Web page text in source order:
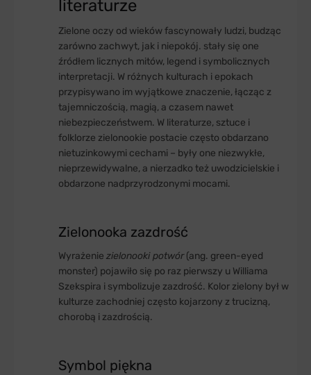
literaturze
Zielone oczy od wieków fascynowały ludzi, budząc
zarówno zachwyt, jak i niepokój. stały się one
źródłem licznych mitów, legend i symbolicznych
interpretacji. W różnych kulturach i epokach
przypisywano im wyjątkowe znaczenie, łącząc z
tajemniczością, magią, a czasem nawet
niebezpieczeństwem. W literaturze, sztuce i
folklorze zielonookie postacie często obdarzano
nietuzinkowymi cechami – były one niezwykłe,
nieprzewidywalne, a nierzadko też uwodzicielskie i
obdarzone nadprzyrodzonymi mocami.
Zielonooka zazdrość
Wyrażenie zielonooki potwór(ang. green-eyed
monster) pojawiło się po raz pierwszy u Williama
Szekspira i symbolizuje zazdrość. Kolor zielony był w
kulturze zachodniej często kojarzony z trucizną,
chorobą i zazdrością.
Symbol piękna